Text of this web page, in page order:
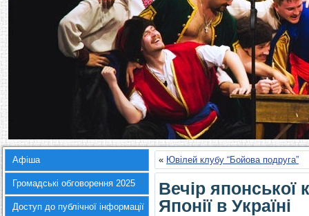
Афіша
Громадські обговорення 2025
Доступ до публічної інформації
« Ювілей клубу “Бойова подруга”
Вечір японської
Японії в Україні